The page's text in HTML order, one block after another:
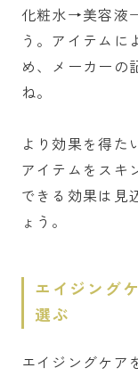
化粧水→美容液
う。アイテムに
め、メーカーの
ね。
より効果を得た
アイテムをスキ
できる効果は見
ょう。
エイジング
選ぶ
エイジングケア